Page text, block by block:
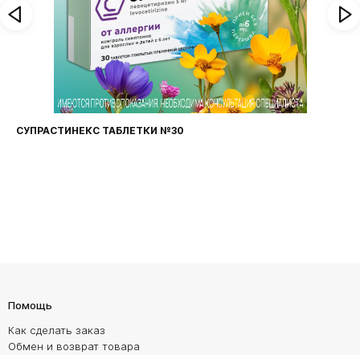
ФАРИНГОСЕПТ ТАБЛЕТКИ №20
Помощь
Как сделать заказ
Обмен и возврат товара